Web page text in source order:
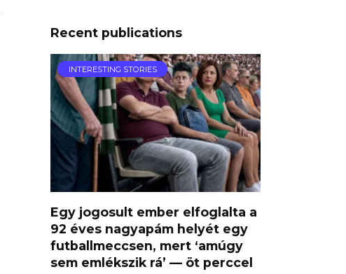
Recent publications
INTERESTING STORIES
Egy jogosult ember elfoglalta a
92 éves nagyapám helyét egy
futballmeccsen, mert ‘amúgy
sem emlékszik rá’ — öt perccel